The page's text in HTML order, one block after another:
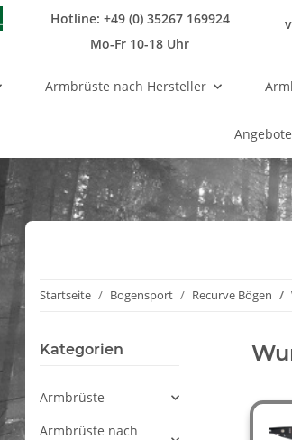
Hotline: +49 (0) 35267 169924
Mo-Fr 10-18 Uhr
Armbrüste nach Hersteller
Angebote
Startseite Bogensport Recurve Bögen
Kategorien
Armbrüste
Armbrüste nach